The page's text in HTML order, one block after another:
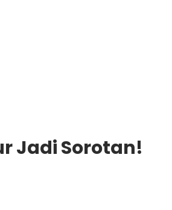
Jadi Sorotan!